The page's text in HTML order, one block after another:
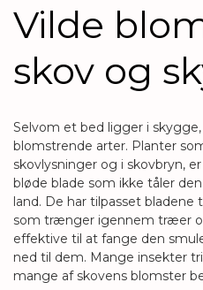
Vilde
skov og
Selvom et bed ligger i
blomstrende arter. Planter
skovlysninger og i skovbryn,
bløde blade som ikke tåler
land. De har tilpasset
som trænger igennem træer
effektive til at fange den
ned til dem. Mange insekter
mange af skovens blomster